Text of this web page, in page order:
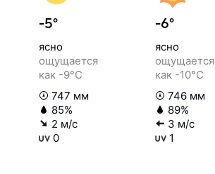
-5°
ясно
ощущается
как -9°C
747 мм
85%
2 м/с
0
-6°
ясно
ощущается
как -10°C
746 мм
89%
3 м/с
1